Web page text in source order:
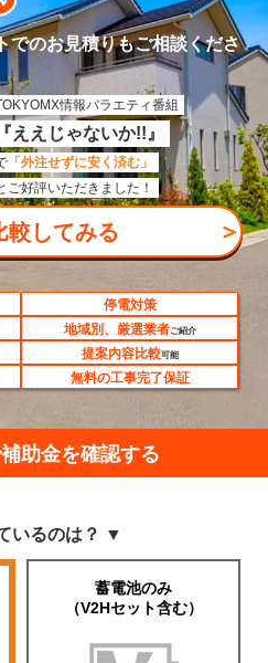
でのお見積りもご相談くださ
情報バラエティ番組
『ええじゃないか!!』
「外注せずに安く済む」
ご好評いただきました！
較してみる ＞
停電対策
地域別、厳選業者ご紹介
提案内容比較可能
無料の工事完了保証
助金を確認する
いるのは？ ▼
蓄電池のみ
（V2Hセット含む）